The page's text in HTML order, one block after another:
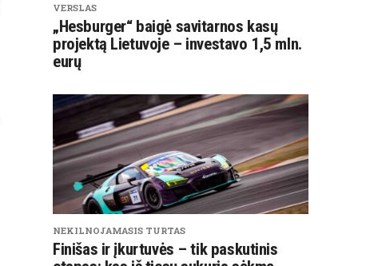
VERSLAS
„Hesburger“ baigė savitarnos kasų
projektą Lietuvoje – investavo 1,5 mln.
eurų
NEKILNOJAMASIS TURTAS
Finišas ir įkurtuvės – tik paskutinis